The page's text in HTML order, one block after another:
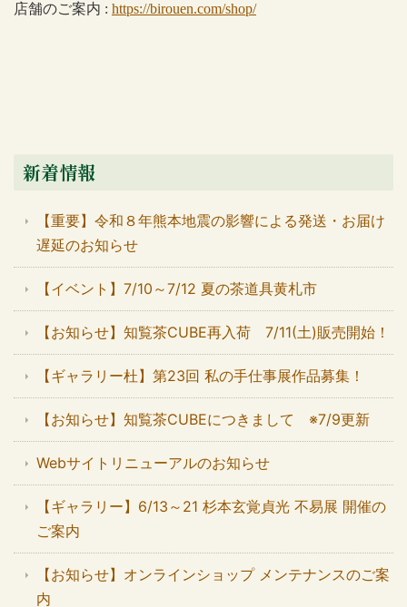
店舗のご案内 : https://birouen.com/shop/
新着情報
【重要】令和８年熊本地震の影響による発送・お届け
遅延のお知らせ
【イベント】7/10～7/12 夏の茶道具黄札市
【お知らせ】知覧茶CUBE再入荷 7/11(土)販売開始！
【ギャラリー杜】第23回 私の手仕事展作品募集！
【お知らせ】知覧茶CUBEにつきまして ※7/9更新
Webサイトリニューアルのお知らせ
【ギャラリー】6/13～21 杉本玄覚貞光 不易展 開催の
ご案内
【お知らせ】オンラインショップ メンテナンスのご案
内